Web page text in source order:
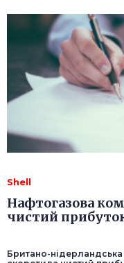
Shell
Нафтогазова
чистий
Британо-нідерландська